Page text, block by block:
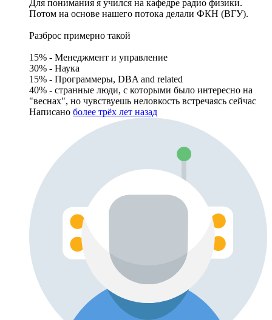
Для понимания я учился на кафедре радио физики.
Потом на основе нашего потока делали ФКН (ВГУ).
Разброс примерно такой
15% - Менеджмент и управление
30% - Наука
15% - Программеры, DBA and related
40% - странные люди, с которыми было интересно на
"веснах", но чувствуешь неловкость встречаясь сейчас
Написано более трёх лет назад